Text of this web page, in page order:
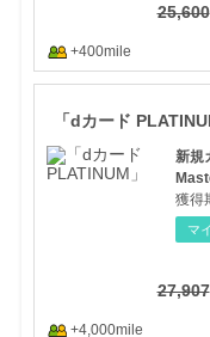
25,600
+400mile
新規
獲得
マ
27,907
+4,000mile